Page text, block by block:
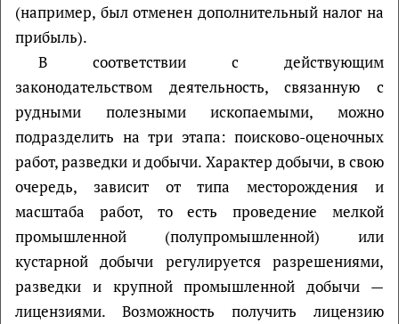
(например, был отменен дополнительный налог на
прибыль).
В соответствии с действующим
законодательством деятельность, связанную с
рудными полезными ископаемыми, можно
подразделить на три этапа: поисково-оценочных
работ, разведки и добычи. Характер добычи, в свою
очередь, зависит от типа месторождения и
масштаба работ, то есть проведение мелкой
промышленной (полупромышленной) или
кустарной добычи регулируется разрешениями,
разведки и крупной промышленной добычи —
лицензиями. Возможность получить лицензию